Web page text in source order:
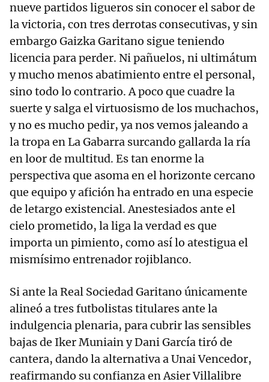
nueve partidos ligueros sin conocer el sabor de
la victoria, con tres derrotas consecutivas, y sin
embargo Gaizka Garitano sigue teniendo
licencia para perder. Ni pañuelos, ni ultimátum
y mucho menos abatimiento entre el personal,
sino todo lo contrario. A poco que cuadre la
suerte y salga el virtuosismo de los muchachos,
y no es mucho pedir, ya nos vemos jaleando a
la tropa en La Gabarra surcando gallarda la ría
en loor de multitud. Es tan enorme la
perspectiva que asoma en el horizonte cercano
que equipo y afición ha entrado en una especie
de letargo existencial. Anestesiados ante el
cielo prometido, la liga la verdad es que
importa un pimiento, como así lo atestigua el
mismísimo entrenador rojiblanco.
Si ante la Real Sociedad Garitano únicamente
alineó a tres futbolistas titulares ante la
indulgencia plenaria, para cubrir las sensibles
bajas de Iker Muniain y Dani García tiró de
cantera, dando la alternativa a Unai Vencedor,
reafirmando su confianza en Asier Villalibre